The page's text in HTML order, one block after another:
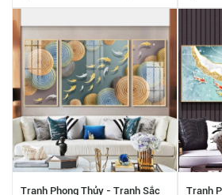
Tranh Phong Thủy - Tranh Sắc
Tranh